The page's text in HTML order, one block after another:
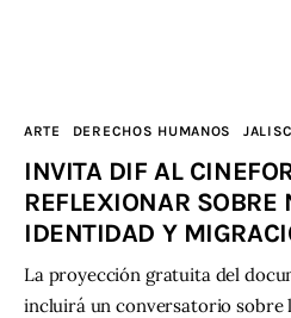
ARTE DERECHOS HUMANOS
INVITA DIF AL
REFLEXIONAR
IDENTIDAD Y
La proyección gratuita del
incluirá un conversatorio sobre